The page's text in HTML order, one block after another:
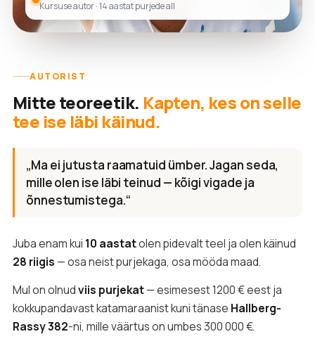
Kursuse autor · 14 aastat purjede all
AUTORIST
Mitte teoreetik. Kapten, kes on selle
tee ise läbi käinud.
„Ma ei jutusta raamatuid ümber. Jagan seda,
mille olen ise läbi teinud — kõigi vigade ja
õnnestumistega.“
Juba enam kui 10 aastatolen pidevalt teel ja olen käinud
28 riigis — osa neist purjekaga, osa mööda maad.
Mul on olnudviis purjekat— esimesest 1200 € eest ja
kokkupandavast katamaraanist kuni tänase Hallberg-
Rassy 382-ni, mille väärtus on umbes 300 000 €.